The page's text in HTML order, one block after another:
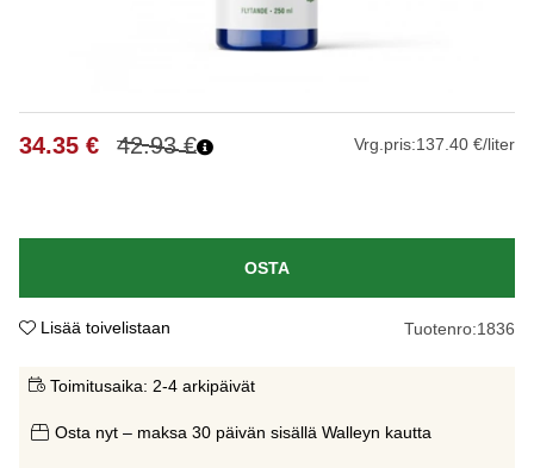
42.93€
34.35 € Vrg.pris:137.40 €/liter
OSTA
Lisää toivelistaan Tuotenro:1836
Toimitusaika: 2-4 arkipäivät
Osta nyt – maksa 30 päivän sisällä Walleyn kautta